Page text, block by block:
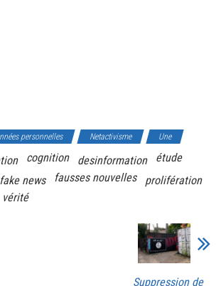
personnelles Netactivisme Une
cognition desinformation
étude
fake news fausses nouvelles
prolifération
vérité
Suppression de